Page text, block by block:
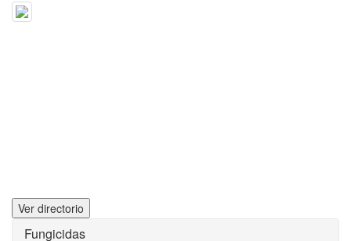
Ver directorio
Fungicidas